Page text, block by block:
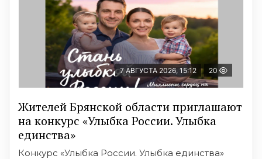
7 АВГУСТА 2026, 15:12 20
Жителей Брянской области приглашают
на конкурс «Улыбка России. Улыбка
единства»
Конкурс «Улыбка России. Улыбка единства»